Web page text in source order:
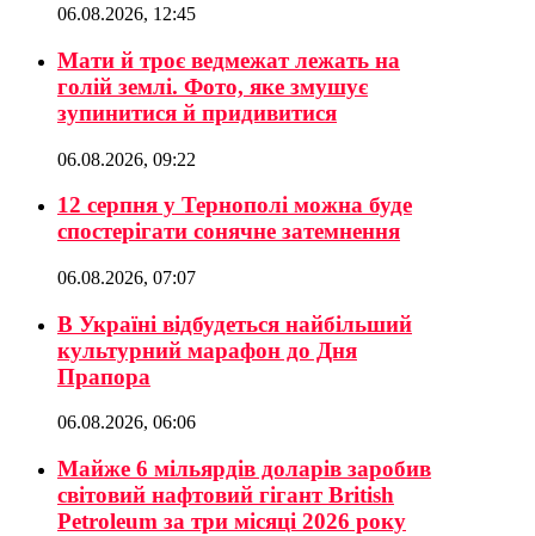
06.08.2026, 12:45
Мати й троє ведмежат лежать на
голій землі. Фото, яке змушує
зупинитися й придивитися
06.08.2026, 09:22
12 серпня у Тернополі можна буде
спостерігати сонячне затемнення
06.08.2026, 07:07
В Україні відбудеться найбільший
культурний марафон до Дня
Прапора
06.08.2026, 06:06
Майже 6 мільярдів доларів заробив
світовий нафтовий гігант British
Petroleum за три місяці 2026 року